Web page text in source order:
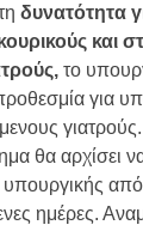
δυνατότητα
και
το
για
θα αρχίσει
υπουργικής
ημέρες.